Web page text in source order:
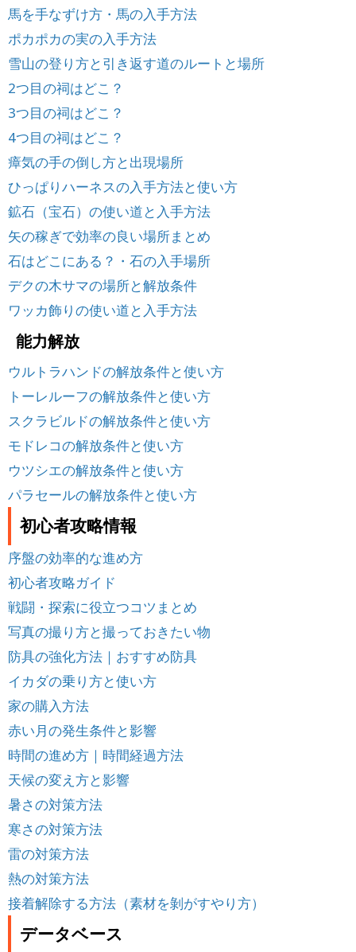
馬を手なずけ方・馬の入手方法
ポカポカの実の入手方法
雪山の登り方と引き返す道のルートと場所
2つ目の祠はどこ？
3つ目の祠はどこ？
4つ目の祠はどこ？
瘴気の手の倒し方と出現場所
ひっぱりハーネスの入手方法と使い方
鉱石（宝石）の使い道と入手方法
矢の稼ぎで効率の良い場所まとめ
石はどこにある？・石の入手場所
デクの木サマの場所と解放条件
ワッカ飾りの使い道と入手方法
能力解放
ウルトラハンドの解放条件と使い方
トーレルーフの解放条件と使い方
スクラビルドの解放条件と使い方
モドレコの解放条件と使い方
ウツシエの解放条件と使い方
パラセールの解放条件と使い方
初心者攻略情報
序盤の効率的な進め方
初心者攻略ガイド
戦闘・探索に役立つコツまとめ
写真の撮り方と撮っておきたい物
防具の強化方法｜おすすめ防具
イカダの乗り方と使い方
家の購入方法
赤い月の発生条件と影響
時間の進め方｜時間経過方法
天候の変え方と影響
暑さの対策方法
寒さの対策方法
雷の対策方法
熱の対策方法
接着解除する方法（素材を剝がすやり方）
データベース